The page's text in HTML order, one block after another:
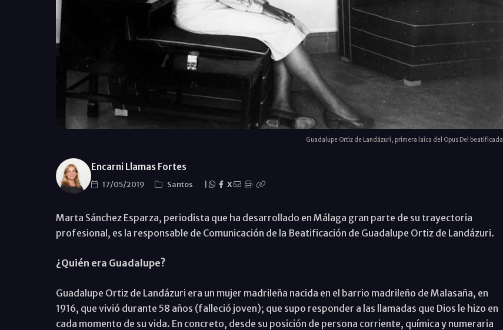
Guadalupe Ortiz de Landázuri, primera laica del Opus Dei beatificada
Encarni Llamas Fortes
17/05/2019 Santos X
Marta Sánchez Esparza, periodista que ha desarrollado en Málaga gran parte de su trayectoria
profesional, es la responsable de Comunicación de la Beatificación de Guadalupe Ortiz de Landázuri.
¿Quién era Guadalupe?
Guadalupe Ortiz de Landázuri era un mujer madrileña nacida en el barrio madrileño de Malasaña, en
1916, que vivió durante 58 años (falleció joven); que supo responder a las llamadas que Dios le hizo en
cada momento de su vida. En concreto, desde su posición de persona corriente, química y numeraria